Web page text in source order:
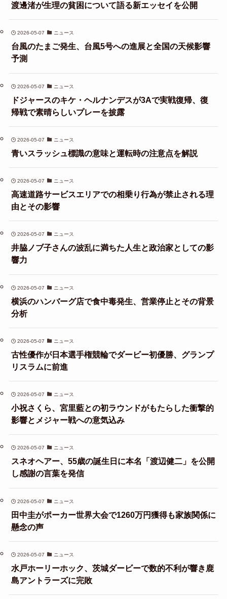
渡邊渚が生理の貧困について語る新エッセイを公開
2026-05-07 ニュース
台風のたまご発生、台風5号への進展と全国の天候影響
予測
2026-05-07 ニュース
ドジャースのキケ・ヘルナンデスが3Aで実戦復帰、復
帰戦で素晴らしいプレーを披露
2026-05-07 ニュース
青いスラッシュ標識の意味と運転時の注意点を解説
2026-05-07 ニュース
高速道路サービスエリアでの相乗り行為が禁止される理
由とその影響
2026-05-07 ニュース
井脇ノブ子さんの波乱に満ちた人生と政治家としての影
響力
2026-05-07 ニュース
横浜のハンバーグ店で食中毒発生、営業停止とその背景
分析
2026-05-07 ニュース
古性優作が日本選手権競輪でダービー初優勝、グランプ
リスラムに前進
2026-05-07 ニュース
小祝さくら、宮里藍との初ラウンドがもたらした衝撃的
影響とメジャー戦への意気込み
2026-05-07 ニュース
スネオヘアー、55歳の誕生日に本名「渡辺健二」を公開
し感謝の言葉を発信
2026-05-07 ニュース
田中圭がポーカー世界大会で1260万円獲得も家族関係に
懸念の声
2026-05-07 ニュース
水戸ホーリーホック、茨城ダービーで数的不利が響き鹿
島アントラーズに完敗